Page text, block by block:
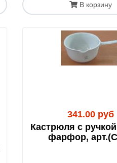
В корзину
341.00 руб
Кастрюля с
фарфор,